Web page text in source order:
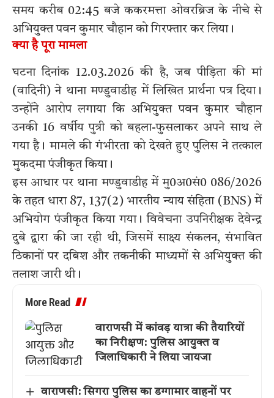
समय करीब 02:45 बजे ककरमत्ता ओवरब्रिज के नीचे से
अभियुक्त पवन कुमार चौहान को गिरफ्तार कर लिया।
क्या है पूरा मामला
घटना दिनांक 12.03.2026 की है, जब पीड़िता की मां
(वादिनी) ने थाना मण्डुवाडीह में लिखित प्रार्थना पत्र दिया।
उन्होंने आरोप लगाया कि अभियुक्त पवन कुमार चौहान
उनकी 16 वर्षीय पुत्री को बहला-फुसलाकर अपने साथ ले
गया है। मामले की गंभीरता को देखते हुए पुलिस ने तत्काल
मुकदमा पंजीकृत किया।
इस आधार पर थाना मण्डुवाडीह में मु0अ0सं0 086/2026
के तहत धारा 87, 137(2) भारतीय न्याय संहिता (BNS) में
अभियोग पंजीकृत किया गया। विवेचना उपनिरीक्षक देवेन्द्र
दुबे द्वारा की जा रही थी, जिसमें साक्ष्य संकलन, संभावित
ठिकानों पर दबिश और तकनीकी माध्यमों से अभियुक्त की
तलाश जारी थी।
More Read
वाराणसी में कांवड़ यात्रा की तैयारियों
का निरीक्षण: पुलिस आयुक्त व
जिलाधिकारी ने लिया जायजा
वाराणसी: सिगरा पुलिस का डग्गामार वाहनों पर